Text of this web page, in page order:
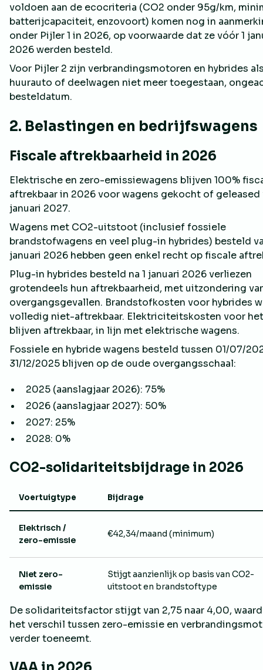
voldoen aan de ecocriteria (CO2 onder 95g/km,
batterijcapaciteit, enzovoort) komen nog in
onder Pijler 1 in 2026, op voorwaarde dat ze vóór 1
2026 werden besteld.
Voor Pijler 2 zijn verbrandingsmotoren en hybrides
huurauto of deelwagen niet meer toegestaan,
besteldatum.
2. Belastingen en bedrijfswagens
Fiscale aftrekbaarheid in 2026
Elektrische en zero-emissiewagens blijven 100%
aftrekbaar in 2026 voor wagens gekocht of geleased
januari 2027.
Wagens met CO2-uitstoot (inclusief fossiele
brandstofwagens en veel plug-in hybrides) besteld
januari 2026 hebben geen enkel recht op fiscale
Plug-in hybrides besteld na 1 januari 2026 verliezen
grotendeels hun aftrekbaarheid, met uitzondering
overgangsgevallen. Brandstofkosten voor hybrides
volledig niet-aftrekbaar. Elektriciteitskosten voor
blijven aftrekbaar, in lijn met elektrische wagens.
Fossiele en hybride wagens besteld tussen 01/07/
31/12/2025 blijven op de oude overgangsschaal:
2025 (aanslagjaar 2026): 75%
2026 (aanslagjaar 2027): 50%
2027: 25%
2028: 0%
CO2-solidariteitsbijdrage in 2026
Voertuigtype Bijdrage
Elektrisch /
zero-emissie
€42,34/maand (minimum)
Niet zero-
emissie
Stijgt aanzienlijk op basis van CO2-
uitstoot en brandstoftype
De solidariteitsfactor stijgt van 2,75 naar 4,00,
het verschil tussen zero-emissie en
verder toeneemt.